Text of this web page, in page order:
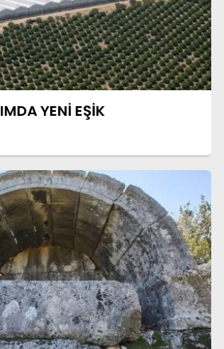
YENİ EŞİK